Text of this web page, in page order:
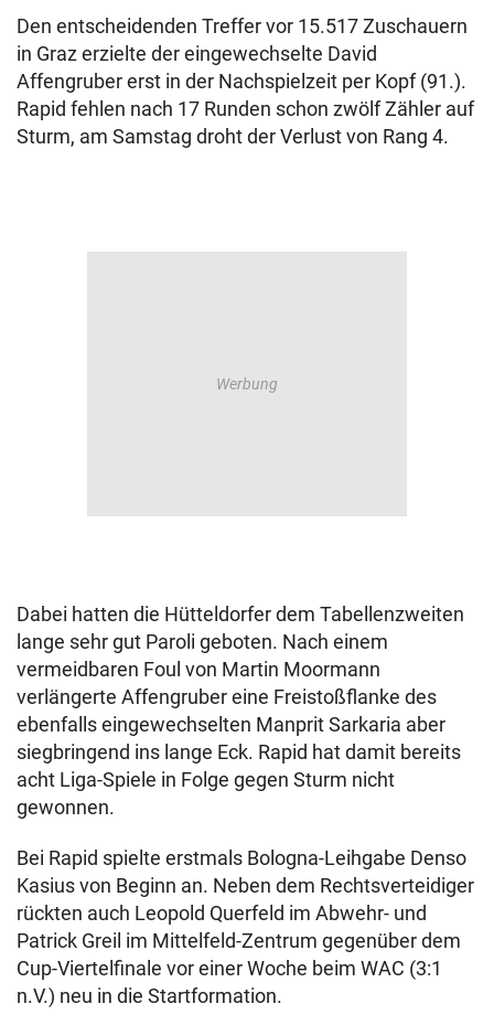
Den entscheidenden Treffer vor 15.517 Zuschauern
in Graz erzielte der eingewechselte David
Affengruber erst in der Nachspielzeit per Kopf (91.).
Rapid fehlen nach 17 Runden schon zwölf Zähler auf
Sturm, am Samstag droht der Verlust von Rang 4.
Dabei hatten die Hütteldorfer dem Tabellenzweiten
lange sehr gut Paroli geboten. Nach einem
vermeidbaren Foul von Martin Moormann
verlängerte Affengruber eine Freistoßflanke des
ebenfalls eingewechselten Manprit Sarkaria aber
siegbringend ins lange Eck. Rapid hat damit bereits
acht Liga-Spiele in Folge gegen Sturm nicht
gewonnen.
Bei Rapid spielte erstmals Bologna-Leihgabe Denso
Kasius von Beginn an. Neben dem Rechtsverteidiger
rückten auch Leopold Querfeld im Abwehr- und
Patrick Greil im Mittelfeld-Zentrum gegenüber dem
Cup-Viertelfinale vor einer Woche beim WAC (3:1
n.V.) neu in die Startformation.